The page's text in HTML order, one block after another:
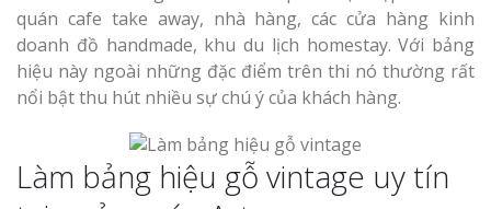
quán cafe take away, nhà hàng, các cửa hàng kinh
doanh đồ handmade, khu du lịch homestay. Với bảng
hiệu này ngoài những đặc điểm trên thi nó thường rất
nổi bật thu hút nhiều sự chú ý của khách hàng.
Làm bảng hiệu gỗ vintage uy tín